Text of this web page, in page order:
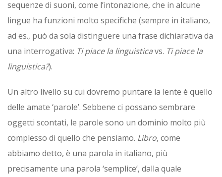
sequenze di suoni, come l’intonazione, che in alcune
lingue ha funzioni molto specifiche (sempre in italiano,
ad es., può da sola distinguere una frase dichiarativa da
una interrogativa: Ti piace la linguisticavs. Ti piace la
linguistica?).
Un altro livello su cui dovremo puntare la lente è quello
delle amate ‘parole’. Sebbene ci possano sembrare
oggetti scontati, le parole sono un dominio molto più
complesso di quello che pensiamo. Libro, come
abbiamo detto, è una parola in italiano, più
precisamente una parola ‘semplice’, dalla quale